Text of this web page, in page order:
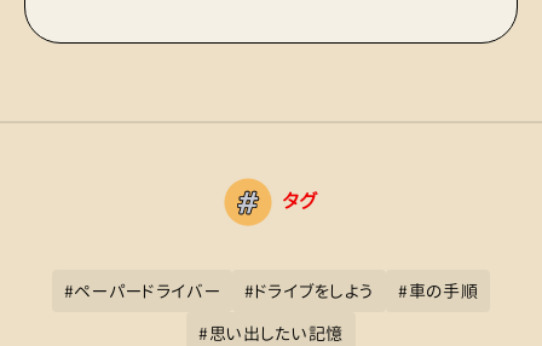
タグ
#ペーパードライバー #ドライブをしよう #車の手順
#思い出したい記憶